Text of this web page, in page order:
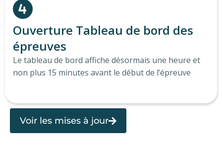
Ouverture Tableau de bord des
épreuves
Le tableau de bord affiche désormais une heure et
non plus 15 minutes avant le début de l’épreuve
Voir les mises à jour